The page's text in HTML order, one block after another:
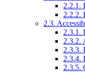
2.2.1.
2.2.2.
2.3.
2.3.1.
2.3.2.
2.3.3.
2.3.4.
2.3.5.